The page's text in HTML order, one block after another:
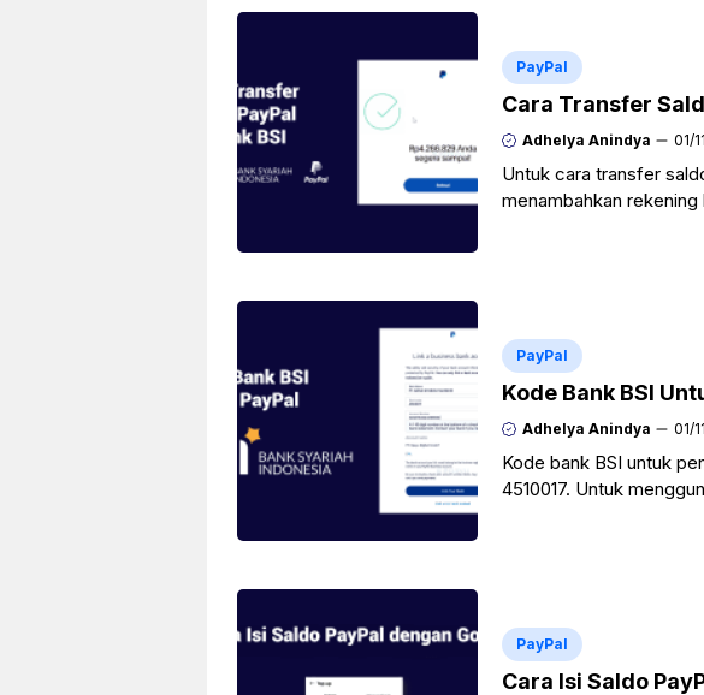
PayPal
Cara Transfer
Adhelya Anindya 01/
Untuk cara transfer
menambahkan rekening
PayPal
Kode Bank BSI
Adhelya Anindya 01/
Kode bank BSI untuk
4510017. Untuk
PayPal
Cara Isi Saldo